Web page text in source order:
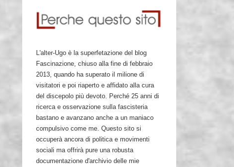
L'alter-Ugo è la superfetazione del blog
Fascinazione, chiuso alla fine di febbraio
2013, quando ha superato il milione di
visitatori e poi riaperto e affidato alla cura
del discepolo più devoto. Perché 25 anni di
ricerca e osservazione sulla fascisteria
bastano e avanzano anche a un maniaco
compulsivo come me. Questo sito si
occuperà ancora di politica e movimenti
sociali ma offrirà pure una robusta
documentazione d'archivio delle mie